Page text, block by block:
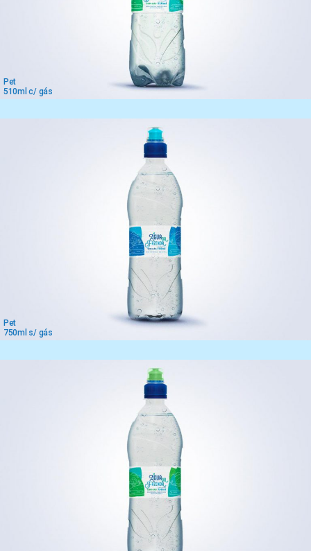
Pet
510ml c/ gás
Pet
750ml s/ gás